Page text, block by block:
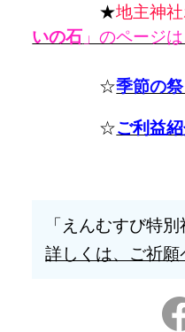
★地主神
いの石 」のページ
☆季節の
☆ご利益
「えんむすび特別
詳しくは、ご祈願